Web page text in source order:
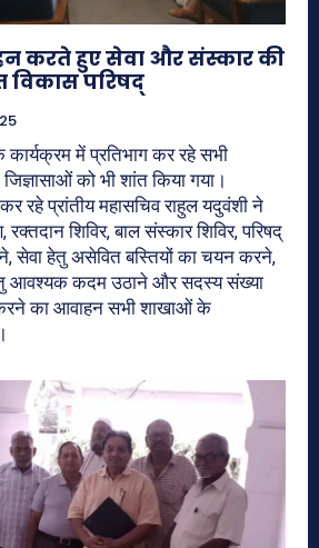
करते हुए सेवा और संस्कार की
विकास परिषद्
में प्रतिभाग कर रहे सभी
को भी शांत किया गया।
रहे प्रांतीय महासचिव राहुल यदुवंशी ने
रक्तदान शिविर, बाल संस्कार शिविर, परिषद्
सेवा हेतु असेवित बस्तियों का चयन करने,
आवश्यक कदम उठाने और सदस्य संख्या
करने का आवाहन सभी शाखाओं के